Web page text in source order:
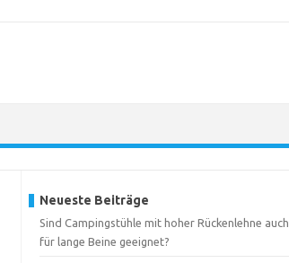
Neueste Beiträge
Sind Campingstühle mit hoher Rückenlehne auch
für lange Beine geeignet?